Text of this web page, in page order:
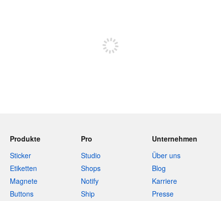
Produkte
Sticker
Etiketten
Magnete
Buttons
Pro
Studio
Shops
Notify
Ship
Unternehmen
Über uns
Blog
Karriere
Presse